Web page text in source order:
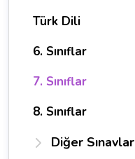
Türk Dili
6. Sınıflar
7. Sınıflar
8. Sınıflar
Diğer Sınavlar